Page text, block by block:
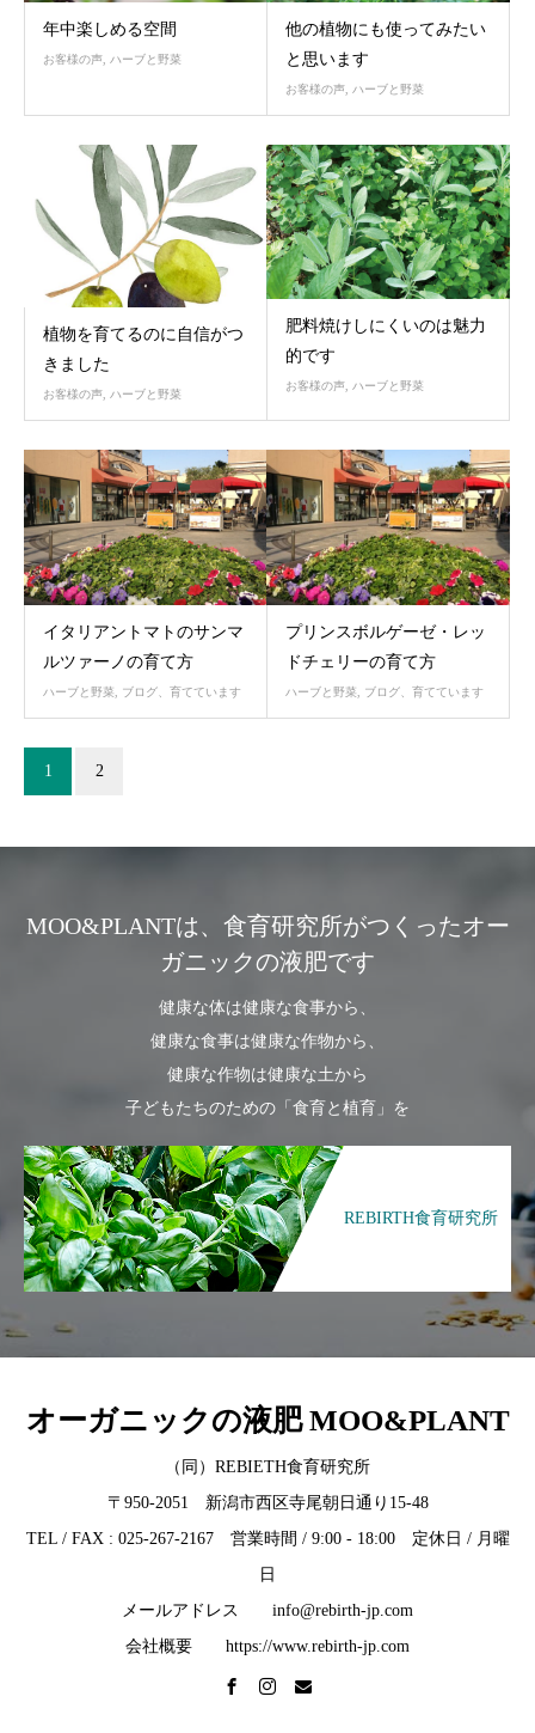
年中楽しめる空間
お客様の声 ハーブと野菜
他の植物にも使ってみたい
と思います
お客様の声 ハーブと野菜
植物を育てるのに自信がつ
きました
お客様の声, ハーブと野菜
肥料焼けしにくいのは魅力
的です
お客様の声 ハーブと野菜
イタリアントマトのサンマ
ルツァーノの育て方
ハーブと野菜 ブログ、育てています
プリンスボルゲーゼ・レッ
ドチェリーの育て方
ハーブと野菜 ブログ、育てています
1 2
MOO&PLANTは、食育研究所がつくったオー
ガニックの液肥です
健康な体は健康な食事から、
健康な食事は健康な作物から、
健康な作物は健康な土から
子どもたちのための「食育と植育」を
REBIRTH食育研究所
オーガニックの液肥 MOO&PLANT
（同）REBIETH食育研究所
〒950-2051 新潟市西区寺尾朝日通り15-48
TEL / FAX : 025-267-2167 営業時間 / 9:00 - 18:00 定休日 / 月曜
日
メールアドレス info@rebirth-jp.com
会社概要 https://www.rebirth-jp.com